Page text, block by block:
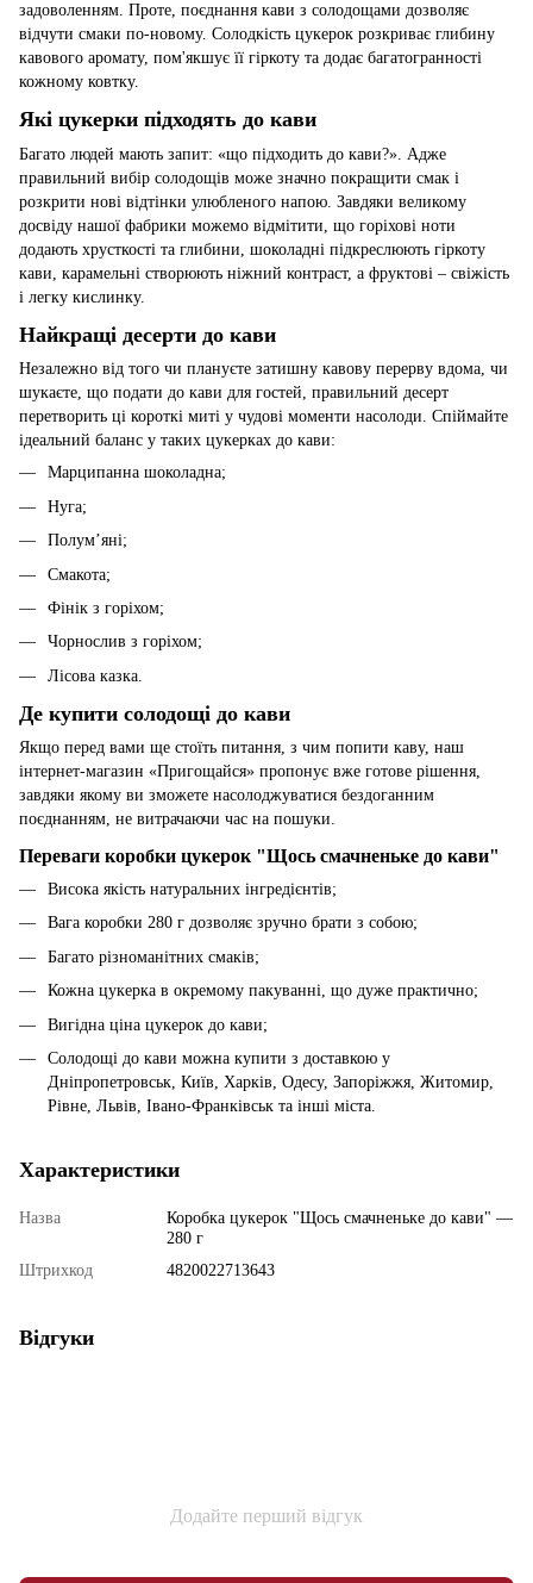
задоволенням. Проте, поєднання кави з солодощами дозволяє
відчути смаки по-новому. Солодкість цукерок розкриває глибину
кавового аромату, пом'якшує її гіркоту та додає багатогранності
кожному ковтку.
Які цукерки підходять до кави
Багато людей мають запит: «що підходить до кави?». Адже
правильний вибір солодощів може значно покращити смак і
розкрити нові відтінки улюбленого напою. Завдяки великому
досвіду нашої фабрики можемо відмітити, що горіхові ноти
додають хрусткості та глибини, шоколадні підкреслюють гіркоту
кави, карамельні створюють ніжний контраст, а фруктові – свіжість
і легку кислинку.
Найкращі десерти до кави
Незалежно від того чи плануєте затишну кавову перерву вдома, чи
шукаєте, що подати до кави для гостей, правильний десерт
перетворить ці короткі миті у чудові моменти насолоди. Спіймайте
ідеальний баланс у таких цукерках до кави:
Марципанна шоколадна;
Нуга;
Полумʼяні;
Смакота;
Фінік з горіхом;
Чорнослив з горіхом;
Лісова казка.
Де купити солодощі до кави
Якщо перед вами ще стоїть питання, з чим попити каву, наш
інтернет-магазин «Пригощайся» пропонує вже готове рішення,
завдяки якому ви зможете насолоджуватися бездоганним
поєднанням, не витрачаючи час на пошуки.
Переваги коробки цукерок "Щось смачненьке до кави"
Висока якість натуральних інгредієнтів;
Вага коробки 280 г дозволяє зручно брати з собою;
Багато різноманітних смаків;
Кожна цукерка в окремому пакуванні, що дуже практично;
Вигідна ціна цукерок до кави;
Солодощі до кави можна купити з доставкою у
Дніпропетровськ, Київ, Харків, Одесу, Запоріжжя, Житомир,
Рівне, Львів, Івано-Франківськ та інші міста.
Характеристики
Назва
Коробка цукерок "Щось смачненьке до кави" —
280 г
Штрихкод
4820022713643
Відгуки
Додайте перший відгук